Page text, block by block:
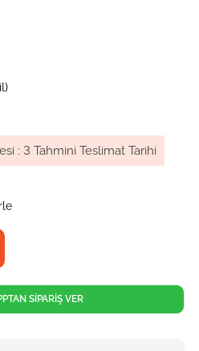
: 3 Tahmini Teslimat Tarihi
SİPARİŞ VER